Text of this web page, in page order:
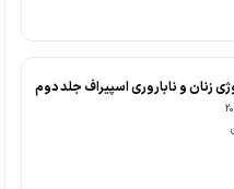
زنان و ناباروری اسپیراف جلد دوم